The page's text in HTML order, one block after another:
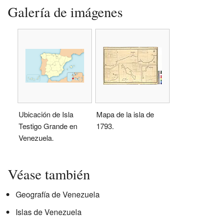
Galería de imágenes
Ubicación de Isla
Testigo Grande en
Venezuela.
Mapa de la isla de
1793.
Véase también
Geografía de Venezuela
Islas de Venezuela